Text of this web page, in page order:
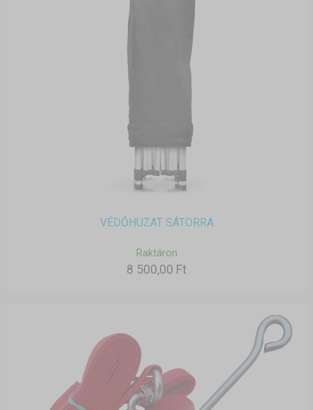
VÉDŐHUZAT SÁTORRA
Raktáron
8 500,00 Ft